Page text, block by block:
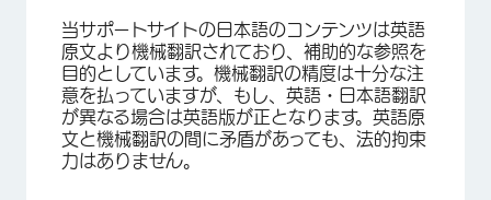
×
当サポートサイトの日本語のコンテンツは英語
原文より機械翻訳されており、補助的な参照を
目的としています。機械翻訳の精度は十分な注
意を払っていますが、もし、英語・日本語翻訳
が異なる場合は英語版が正となります。英語原
文と機械翻訳の間に矛盾があっても、法的拘束
力はありません。